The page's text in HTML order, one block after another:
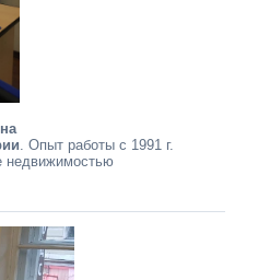
. Опыт работы с 1991 г.
недвижимостью